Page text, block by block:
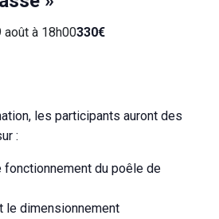
août à 18h00330€
les participants auront des
:
fonctionnement du poêle de
le dimensionnement